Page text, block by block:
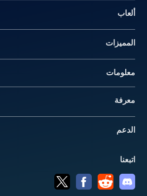
ألعاب
المميزات
معلومات‎
معرفة
الدعم
اتبعنا